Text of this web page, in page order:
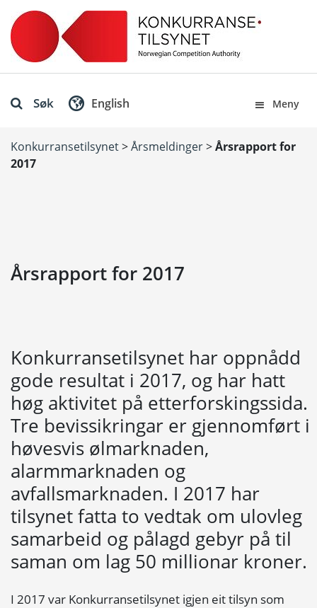
Søk Meny
English
Konkurransetilsynet>Årsmeldinger>Årsrapport for
2017
Årsrapport for 2017
Konkurransetilsynet har oppnådd
gode resultat i 2017, og har hatt
høg aktivitet på etterforskingssida.
Tre bevissikringar er gjennomført i
høvesvis ølmarknaden,
alarmmarknaden og
avfallsmarknaden. I 2017 har
tilsynet fatta to vedtak om ulovleg
samarbeid og pålagd gebyr på til
saman om lag 50 millionar kroner.
I 2017 var Konkurransetilsynet igjen eit tilsyn som